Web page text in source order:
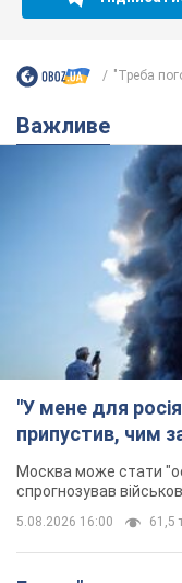
"У мене для
припустив, чим
Москва може стати
спрогнозував
5.08.2026 16:00 61,5
Банки
долара:
очікувати
5.08.2026 23:12
"Джипінг руйнує
формувалися